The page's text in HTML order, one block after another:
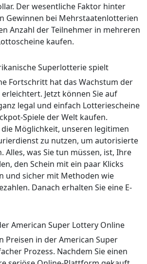
Der wesentliche Faktor hinter
Gewinnen bei Mehrstaatenlotterien
Anzahl der Teilnehmer in mehreren
kaufen.
Superlotterie spielt
Fortschritt hat das Wachstum der
Jetzt können Sie auf
legal und einfach Lotteriescheine
Spiele der Welt kaufen.
die Möglichkeit, unseren legitimen
zu nutzen, um autorisierte
Alles, was Sie tun müssen, ist, Ihre
den Schein mit ein paar Klicks
und sicher mit Methoden wie
Danach erhalten Sie eine E-
American Super Lottery Online
Preisen in der American Super
Prozess. Nachdem Sie einen